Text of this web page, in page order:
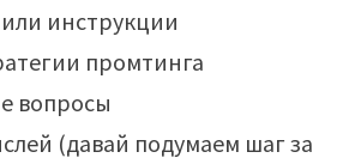
или инструкции
промтинга
вопросы
(давай подумаем шаг за